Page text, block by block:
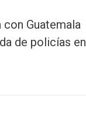
Guatemala
de policías en